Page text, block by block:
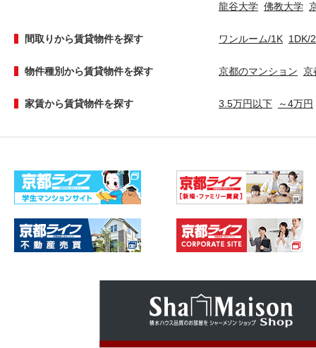
龍谷大学 佛教大学
間取りから賃貸物件を探す ワンルーム/1K 1DK/
物件種別から賃貸物件を探す 京都のマンション 京
家賃から賃貸物件を探す 3.5万円以下 ～4万円